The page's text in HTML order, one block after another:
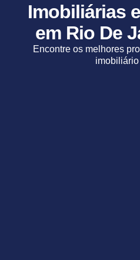
Imobiliárias
em Rio De
Encontre os melhores